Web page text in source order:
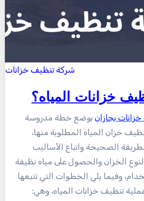
شركة تنظيف خزانات
خزانات المياه؟
بجازانبوضع خطة مدروسة
خزان المياه المطلوبة منها،
الصحيحة واتباع الأساليب
الخزان والحصول على مياه نظيفة
وفيما يلي الخطوات التي تتبعها
تنظيف خزانات المياه، وهي: